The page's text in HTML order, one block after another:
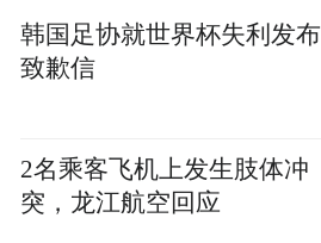
韩国足协就世界杯失利发布
致歉信
2名乘客飞机上发生肢体冲
突，龙江航空回应